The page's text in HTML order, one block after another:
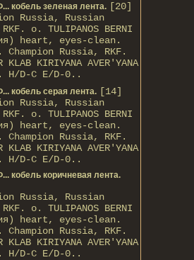
кобель зеленая лента. [20]
Russia, Russian
о. TULIPANOS BERNI
heart, eyes-clean.
Russia, RKF.
KLAB KIRIYANA AVER'YANA
H/D-С E/D-0..
кобель серая лента. [14]
Russia, Russian
о. TULIPANOS BERNI
heart, eyes-clean.
Russia, RKF.
KLAB KIRIYANA AVER'YANA
H/D-С E/D-0..
кобель коричневая лента.
Russia, Russian
о. TULIPANOS BERNI
heart, eyes-clean.
Russia, RKF.
KLAB KIRIYANA AVER'YANA
H/D-С E/D-0..